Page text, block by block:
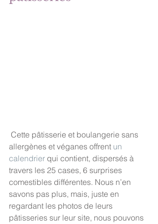
allergènes et véganes offrent un
calendrier qui contient, dispersés à
travers les 25 cases, 6 surprises
comestibles différentes. Nous n’en
savons pas plus, mais, juste en
regardant les photos de leurs
pâtisseries sur leur site, nous pouvons